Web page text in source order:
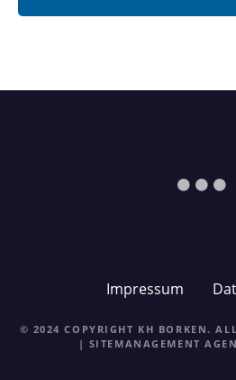
Impressum
© 2024 COPYRIGHT KH BORKEN.
| SITEMANAGEMENT